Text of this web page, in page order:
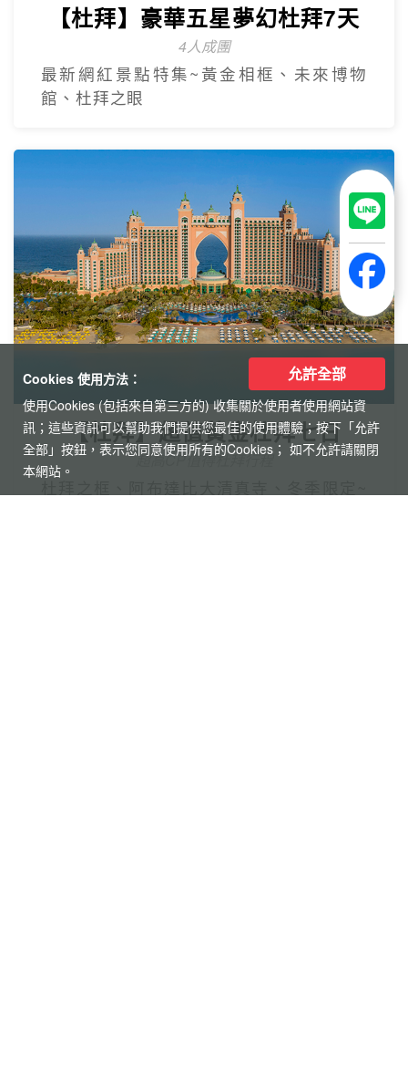
Cookies 使用方法：
使用Cookies (包括來自第三方的) 收集關於使用者使用網站資
訊；這些資訊可以幫助我們提供您最佳的使用體驗；按下「允許
全部」按鈕，表示您同意使用所有的Cookies； 如不允許請關閉
本網站。
允許全部
【杜拜】豪華五星夢幻杜拜7天
4人成團
最新網紅景點特集~黃金相框、未來博物
館、杜拜之眼
【杜拜】超值黃金杜拜七日
超高CP值得杜拜行程